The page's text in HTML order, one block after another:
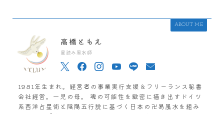
ABOUT ME
高橋ともえ
星読み風水師
1981年生まれ。経営者の事業実行支援＆フリーランス秘書
会社経営。一児の母。 魂の可能性を緻密に描き出すドイツ
系西洋占星術と陰陽五行説に基づく日本の卍易風水を組み